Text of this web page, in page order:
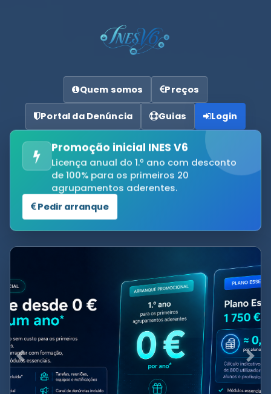
Quem somos Preços
Portal da Denúncia Guias Login
Promoção inicial INES V6
Licença anual do 1.º ano com desconto
de 100% para os primeiros 20
agrupamentos aderentes.
Pedir arranque